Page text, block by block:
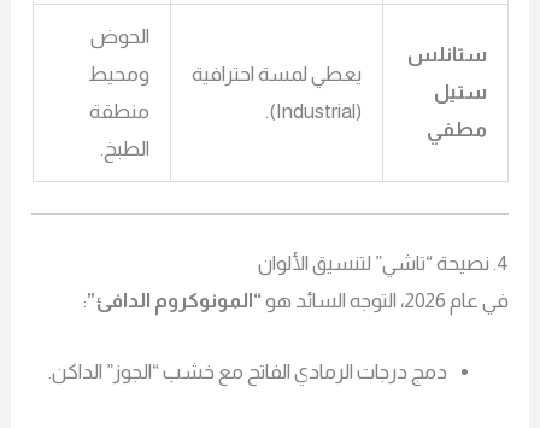
ستانلس
ستيل
مطفي
يعطي لمسة احترافية
الحوض
ومحيط
منطقة
التوجه السائد هو “المونوكروم الدافئ”:
دمج درجات الرمادي الفاتح مع خشب “الجوز” الداكن.